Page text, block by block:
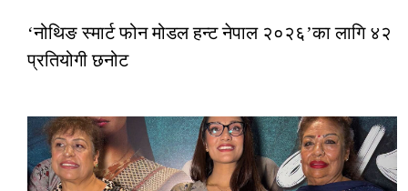
‘नोथिङ स्मार्ट फोन मोडल हन्ट नेपाल २०२६’का लागि ४२
प्रतियोगी छनोट